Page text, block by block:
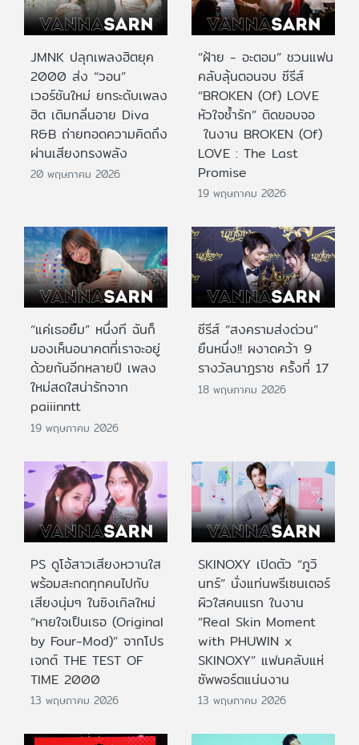
JMNK ปลุกเพลงฮิตยุค
2000 ส่ง “วอน”
เวอร์ชันใหม่ ยกระดับเพลง
ฮิต เติมกลิ่นอาย Diva
R&B ถ่ายทอดความคิดถึง
ผ่านเสียงทรงพลัง
20 พฤษภาคม 2026
“ฝ้าย - อะตอม” ชวนแฟน
คลับลุ้นตอนจบ ซีรีส์
“BROKEN (Of) LOVE
หัวใจช้ำรัก” ติดขอบจอ
ในงาน BROKEN (Of)
LOVE : The Last
Promise
19 พฤษภาคม 2026
“แค่เธอยิ้ม” หนึ่งที ฉันก็
มองเห็นอนาคตที่เราจะอยู่
ด้วยกันอีกหลายปี เพลง
ใหม่สดใสน่ารักจาก
paiiinntt
19 พฤษภาคม 2026
ซีรีส์ “สงครามส่งด่วน”
ยืนหนึ่ง!! ผงาดคว้า 9
รางวัลนาฏราช ครั้งที่ 17
18 พฤษภาคม 2026
PS ดูโอ้สาวเสียงหวานใส
พร้อมสะกดทุกคนไปกับ
เสียงนุ่มๆ ในซิงเกิลใหม่
“หายใจเป็นเธอ (Original
by Four-Mod)” จากโปร
เจกต์ THE TEST OF
TIME 2000
13 พฤษภาคม 2026
SKINOXY เปิดตัว “ภูวิ
นทร์” นั่งแท่นพรีเซนเตอร์
ผิวใสคนแรก ในงาน
“Real Skin Moment
with PHUWIN x
SKINOXY” แฟนคลับแห่
ซัพพอร์ตแน่นงาน
13 พฤษภาคม 2026